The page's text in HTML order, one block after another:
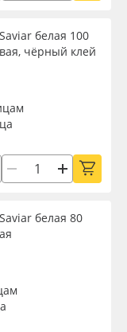
белая 100
чёрный клей
белая 80